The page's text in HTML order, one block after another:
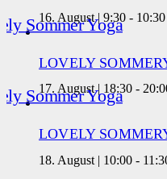
16. August | 9:30 - 10:30
LOVELY
17. August | 18:30 -
LOVELY
18. August | 10:00 -